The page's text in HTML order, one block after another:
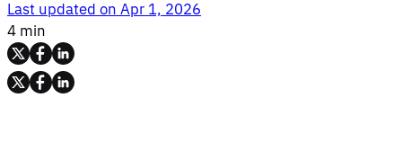
Last updated onApr 1, 2026
4 min